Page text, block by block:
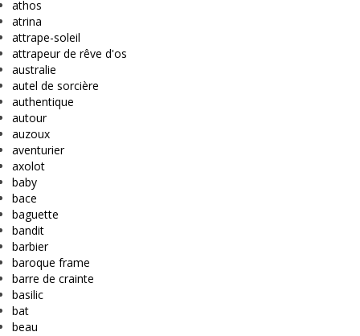
athos
atrina
attrape-soleil
attrapeur de rêve d'os
australie
autel de sorcière
authentique
autour
auzoux
aventurier
axolot
baby
bace
baguette
bandit
barbier
baroque frame
barre de crainte
basilic
bat
beau